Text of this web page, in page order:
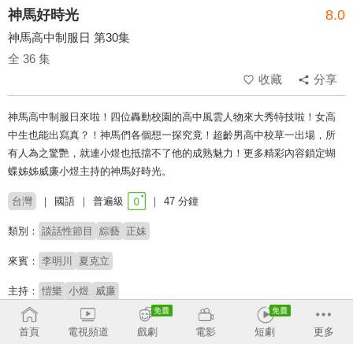
神馬好時光 8.0
神馬高中制服日 第30集
全 36 集
收藏
分享
神馬高中制服日來啦！四位轟動校園的高中風雲人物來大秀特技啦！女高
中生也能出寫真？！神馬們各個想一探究竟！超齡男高中校草一出場，所
有人為之驚艷，就連小煜也抵擋不了他的成熟魅力！更多精彩內容鎖定蝴
蝶姊姊威廉小煜主持的神馬好時光。
台灣 國語 普遍級 47 分鐘
類別： 談話性節目 綜藝 正妹
來賓： 李明川 夏克立
主持： 愷樂 小煜 威廉
首頁 電視頻道 戲劇 電影 短劇 更多